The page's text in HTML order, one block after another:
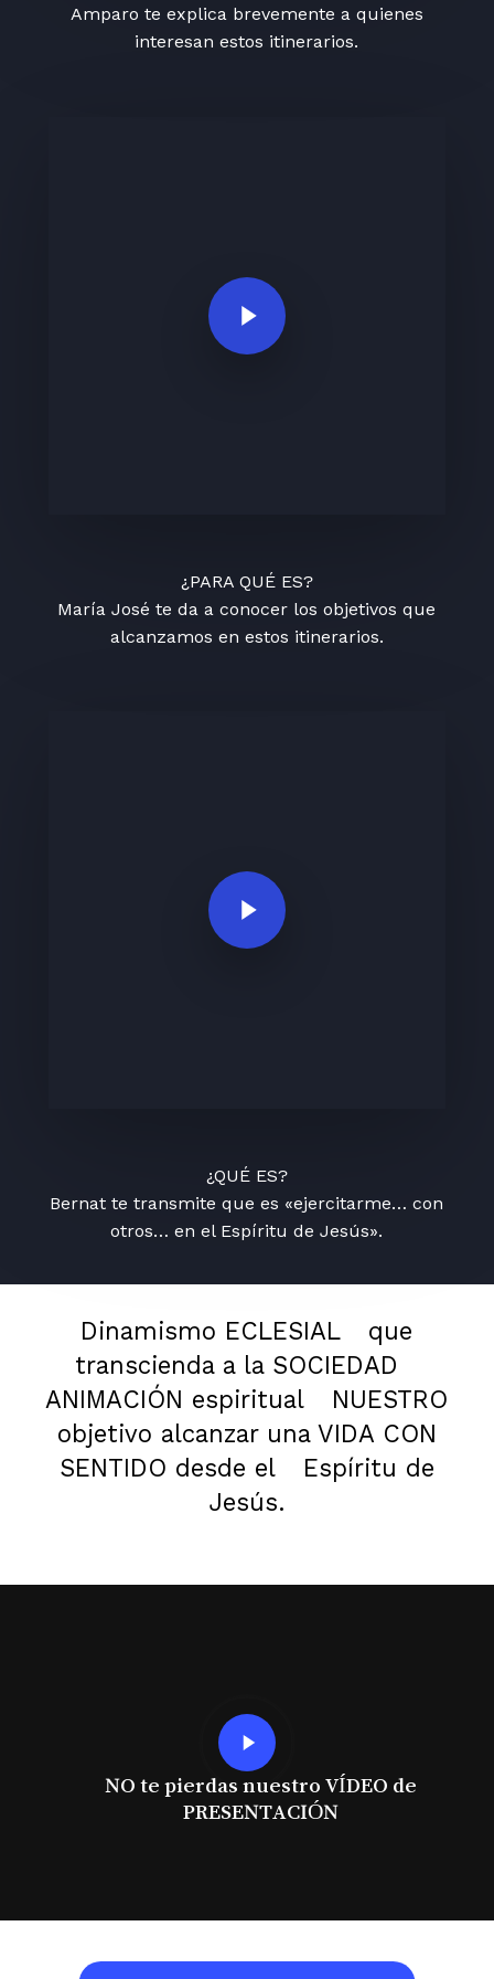
Amparo te explica brevemente a quienes
interesan estos itinerarios.
Play Video
¿PARA QUÉ ES?
María José te da a conocer los objetivos que
alcanzamos en estos itinerarios.
Play Video
¿QUÉ ES?
Bernat te transmite que es «ejercitarme… con
otros… en el Espíritu de Jesús».
Dinamismo ECLESIAL
que
transcienda a la SOCIEDAD
ANIMACIÓN espiritual
NUESTRO
objetivo alcanzar una VIDA CON
SENTIDO desde el
Espíritu de
Jesús.
Play
Video
NO te pierdas nuestro VÍDEO de
PRESENTACIÓN